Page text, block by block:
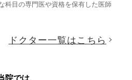
科目の専門医や資格を保有した医師
ドクター一覧はこちら